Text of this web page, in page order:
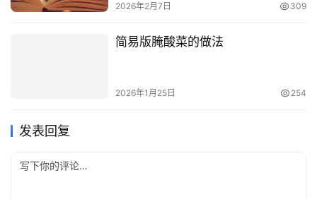
2026年2月7日 309
简易版腌酸菜的做法
2026年1月25日 254
发表回复